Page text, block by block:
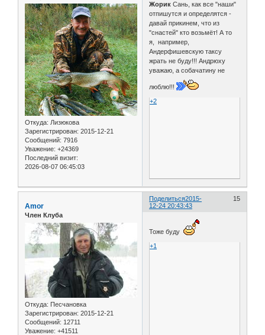
Откуда: Лизюкова
Зарегистрирован: 2015-12-21
Сообщений: 7916
Уважение: +24369
Последний визит:
2026-08-07 06:45:03
Жорик Сань, как все "наши"
отпишутся и определятся -
давай прикинем, что из
"снастей" кто возьмёт! А то
я, например,
Андерфишевскую таксу
жрать не буду!!! Андрюху
уважаю, а собачатину не
люблю!!!
+2
Поделиться 15
2015-
12-24 20:43:43
Amor
Член Клуба
Откуда: Песчановка
Зарегистрирован: 2015-12-21
Сообщений: 12711
Уважение: +41511
Тоже буду
+1